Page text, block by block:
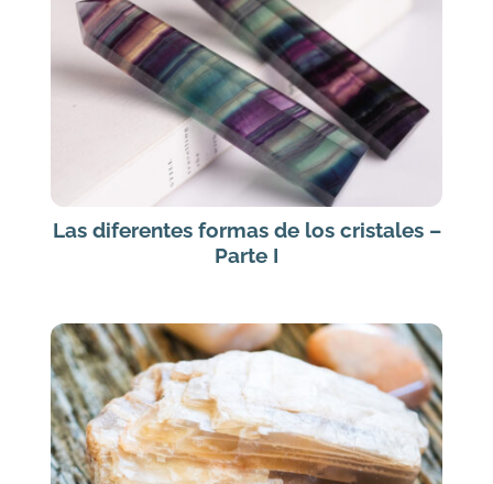
Las diferentes formas de los cristales –
Parte I